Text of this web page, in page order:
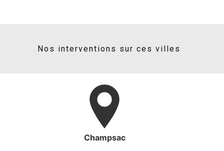
Nos interventions sur ces villes
Champsac